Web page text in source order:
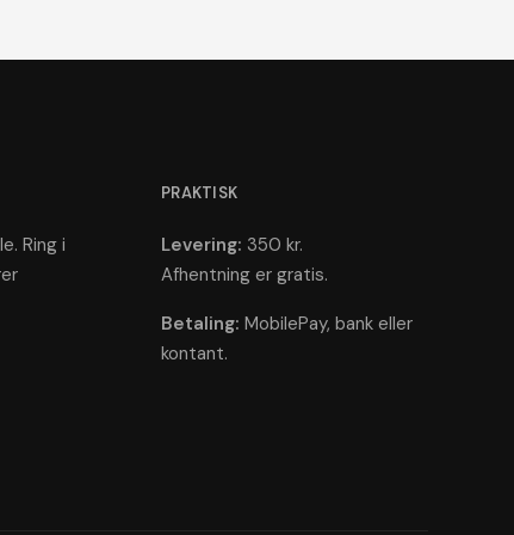
Ring i
PRAKTISK
Levering: 350 kr.
Afhentning er gratis.
Betaling: MobilePay, bank eller
kontant.